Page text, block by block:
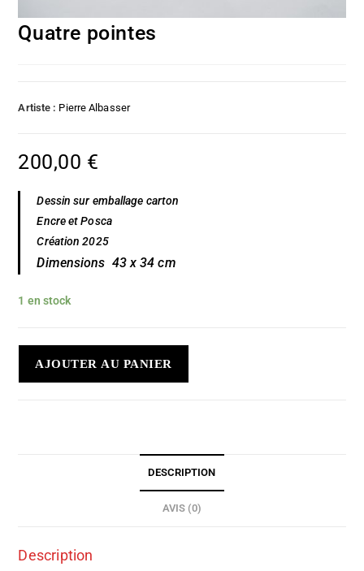
Quatre pointes
Artiste : Pierre Albasser
200,00 €
Dessin sur emballage carton
Encre et Posca
Création 2025
Dimensions 43 x 34 cm
1 en stock
AJOUTER AU PANIER
DESCRIPTION
AVIS (0)
Description